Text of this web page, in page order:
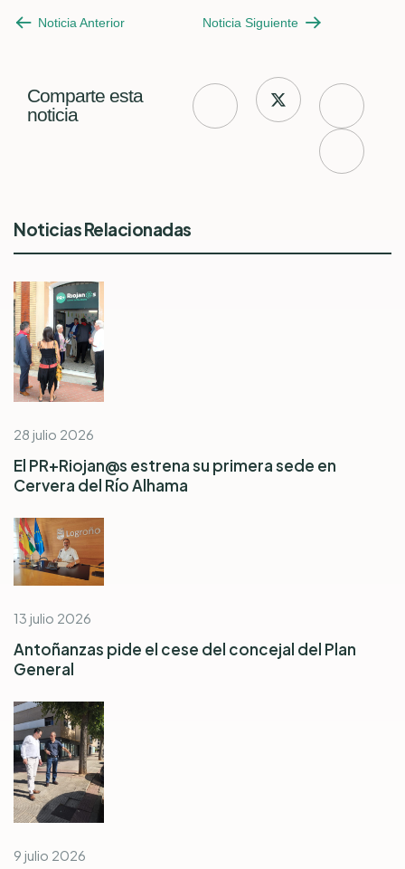
Noticia Anterior Noticia Siguiente
Comparte esta
noticia
Noticias Relacionadas
28 julio 2026
El PR+Riojan@s estrena su primera sede en
Cervera del Río Alhama
13 julio 2026
Antoñanzas pide el cese del concejal del Plan
General
9 julio 2026